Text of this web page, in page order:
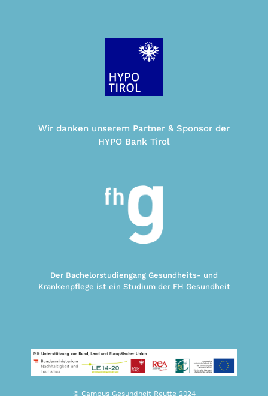
Wir danken unserem Partner & Sponsor der
HYPO Bank Tirol
Der Bachelorstudiengang Gesundheits- und
Krankenpflege ist ein Studium der FH Gesundheit
© Campus Gesundheit Reutte 2024